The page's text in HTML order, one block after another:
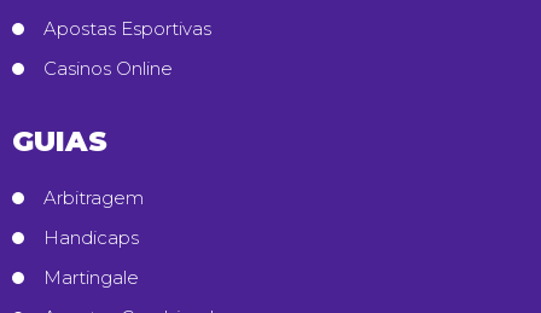
Apostas Esportivas
Casinos Online
GUIAS
Arbitragem
Handicaps
Martingale